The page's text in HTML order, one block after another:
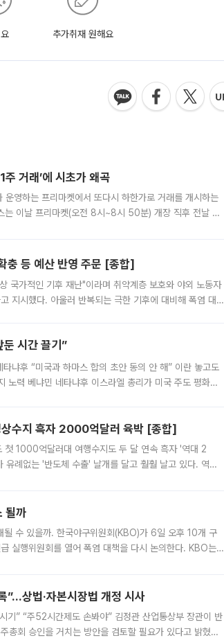
추가취재 원해요
거래’에 시초가 왜곡
영하는 프리마켓에서 또다시 하한가로 거래를 개시하는
는 이날 프리마켓(오전 8시~8시 50분) 개장 직후 전날 정
충 등 예산 반영 주문 [종합]
국가적인 기후 재난"이라며 취약계층 보호와 야외 노동자
지시했다. 아울러 반복되는 극한 기후에 대비해 폭염 대응
둔 시간 끌기”
냐후 “미국과 하마스 합의 초안 동의 안 해” 이란 놓고도
노력 베냐민 네타냐후 이스라엘 총리가 미국 주도 평화위
수지 흑자 2000억달러 육박 [종합]
1000억달러대 여행수지도 두 달 연속 흑자 '역대 2
례없는 '반도체 수출' 날개를 달고 훨훨 날고 있다. 역대
될까
수 있을까. 한국야구위원회(KBO)가 6일 오후 10개 구
실행위원회를 열어 폭염 대책을 다시 논의한다. KBO는
”…상법·자본시장법 개정 시사
기” “주52시간제도 손봐야” 김정관 산업통상부 장관이 반
총회 승인을 거치는 방안을 검토할 필요가 있다고 밝혔다.